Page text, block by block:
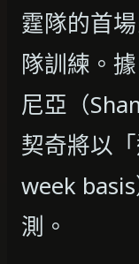
霆隊的首
隊訓練。
尼亞（
契奇將以
week
測。